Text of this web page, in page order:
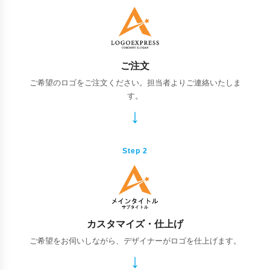
ご注文
ご希望のロゴをご注文ください。担当者よりご連絡いたしま
す。
Step 2
カスタマイズ・仕上げ
ご希望をお伺いしながら、デザイナーがロゴを仕上げます。